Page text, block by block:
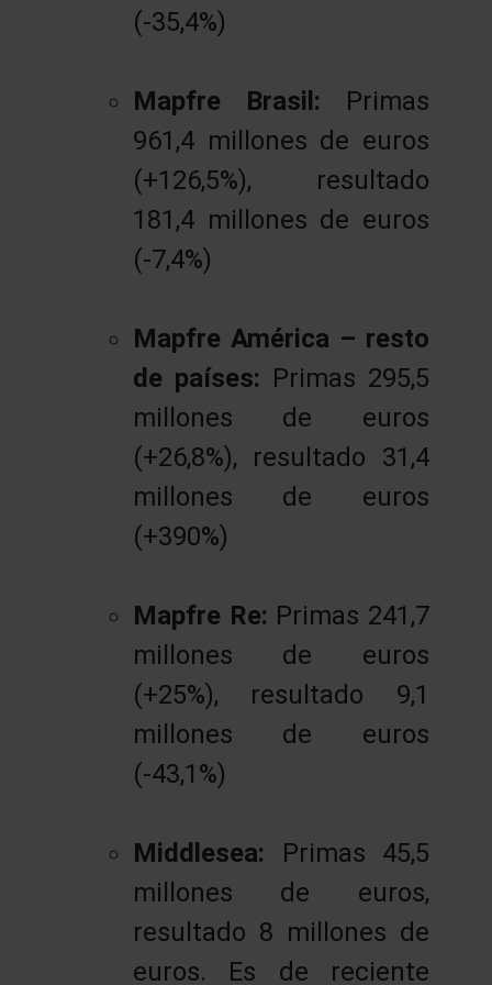
(-35,4%)
Mapfre Brasil: Primas
961,4 millones de euros
(+126,5%), resultado
181,4 millones de euros
(-7,4%)
Mapfre América – resto
de países: Primas 295,5
millones de euros
(+26,8%), resultado 31,4
millones de euros
(+390%)
Mapfre Re: Primas 241,7
millones de euros
(+25%), resultado 9,1
millones de euros
(-43,1%)
Middlesea: Primas 45,5
millones de euros,
resultado 8 millones de
euros. Es de reciente